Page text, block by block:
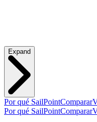
Expand
Por qué SailPointComparar
Por qué SailPointComparar